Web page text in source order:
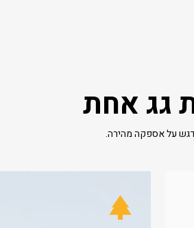
גג אחת
דגש על אספקה מהירה.